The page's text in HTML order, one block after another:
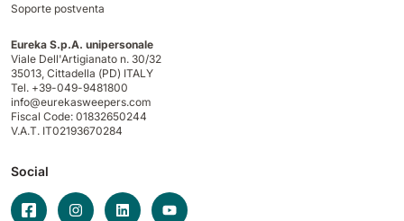
Soporte postventa
Eureka S.p.A. unipersonale
Viale Dell'Artigianato n. 30/32
35013, Cittadella (PD) ITALY
Tel. +39-049-9481800
info@eurekasweepers.com
Fiscal Code: 01832650244
V.A.T. IT02193670284
Social